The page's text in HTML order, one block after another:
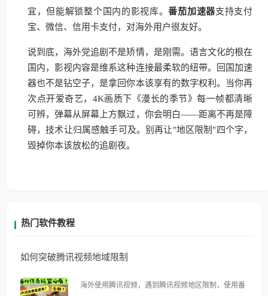
宜，但能解锁整个国内的影视库。番茄加速器支持支付
宝、微信、信用卡支付，对海外用户很友好。
说到底，海外党追剧不是矫情，是刚需。语言文化的根在
国内，影视内容是维系这种连接最柔软的纽带。回国加速
器也不是钻空子，是拿回你本该享有的数字权利。当你再
次点开爱奇艺，4K画质下《漫长的季节》每一帧都清晰
可辨，弹幕从屏幕上方飘过，你会明白——距离不再是障
碍，技术让归属感触手可及。别再让"地区限制"四个字，
毁掉你本该放松的追剧夜。
热门软件教程
如何突破腾讯视频地域限制
海外使用腾讯视频，遇到腾讯视频地区限制，使用番